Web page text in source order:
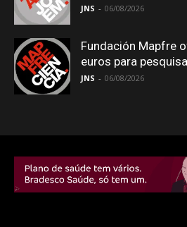
JNS - 06/08/2026
Fundación Mapfre
euros para
JNS - 06/08/2026